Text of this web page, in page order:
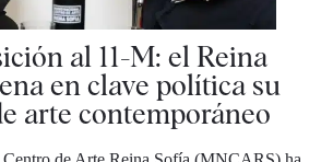
al 11-M: el Reina
en clave política su
arte contemporáneo